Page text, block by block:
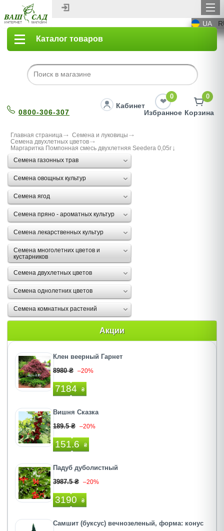
UA
Каталог товаров
0800-306-307
Кабинет
0
Избранное
0
Корзина
Главная страница
Семена и луковицы
Семена двухлетных цветов
Маргаритка Помпонная смесь двухлетняя Seedera 0,05г
Семена газонных трав
Семена овощных культур
Семена ягод
Семена пряно - ароматных культур
Семена лекарственных культур
Семена многолетних цветов и
кустарников
Семена двухлетных цветов
Семена однолетних цветов
Семена комнатных растений
Акции
Клен веерный Гарнет
8980 ₴ –20%
7184 ₴
Вишня Сказка
189.5 ₴ –20%
151.6 ₴
Падуб дуболистный
3987.5 ₴ –20%
3190 ₴
Самшит (буксус) вечнозеленый, форма: конус